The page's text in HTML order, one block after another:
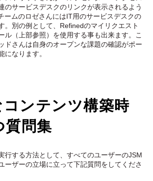
のサービスデスクのリンクが表示されるよう
ームのロゼさんにはIT用のサービスデスクの
。別の例として、Refinedのマイリクエスト
ル（上部参照）を使用する事も出来ます。こ
ドさんは自身のオープンな課題の確認がポー
になります。
ンテンツ構築時
質問集
行する方法として、すべてのユーザーのJSM
ーザーの立場に立って下記質問をしてくださ